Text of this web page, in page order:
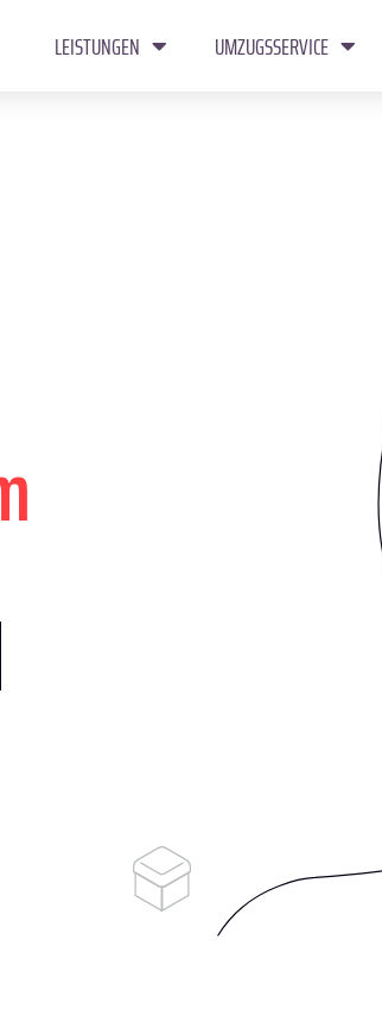
LEISTUNGEN UMZUGSSERVICE